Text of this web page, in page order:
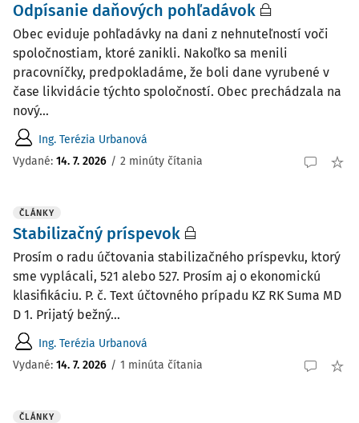
Odpísanie daňových pohľadávok
Obec eviduje pohľadávky na dani z nehnuteľností voči
spoločnostiam, ktoré zanikli. Nakoľko sa menili
pracovníčky, predpokladáme, že boli dane vyrubené v
čase likvidácie týchto spoločností. Obec prechádzala na
nový...
Ing. Terézia Urbanová
Vydané: 14. 7. 2026 / 2 minúty čítania
ČLÁNKY
Stabilizačný príspevok
Prosím o radu účtovania stabilizačného príspevku, ktorý
sme vyplácali, 521 alebo 527. Prosím aj o ekonomickú
klasifikáciu. P. č. Text účtovného prípadu KZ RK Suma MD
D 1. Prijatý bežný...
Ing. Terézia Urbanová
Vydané: 14. 7. 2026 / 1 minúta čítania
ČLÁNKY